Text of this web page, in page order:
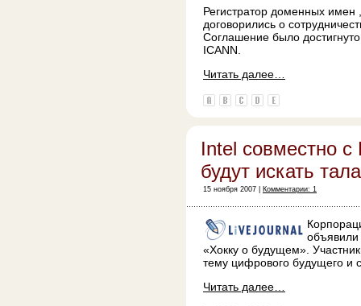
Регистратор доменных
договорились о
Соглашение было
ICANN.
Читать далее…
Intel совместно с
будут искать
15 ноября 2007 | Комментарии: 1
объявили
«Хокку о будущем».
тему цифрового будущего и
Читать далее…